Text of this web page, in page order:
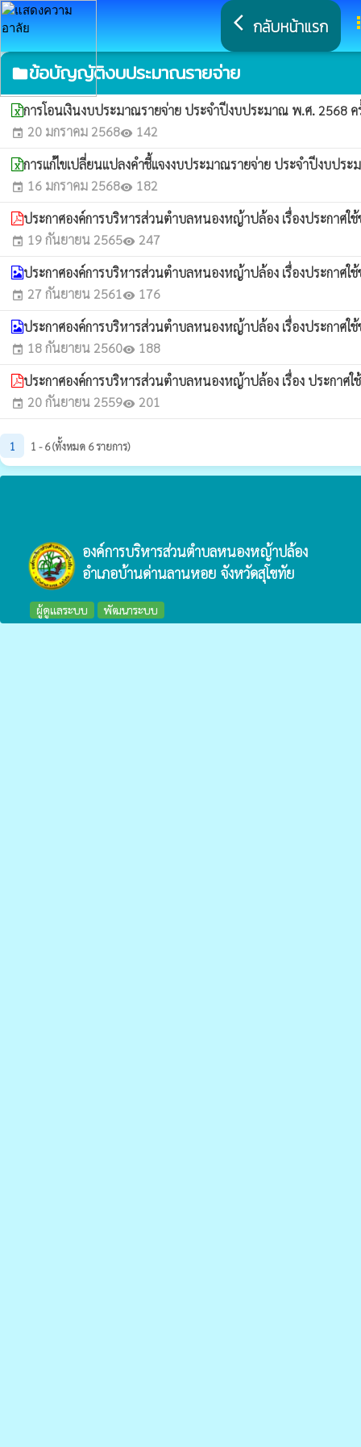
arrow_back_ios กลับหน้าแรก
folderข้อบัญญัติงบประมาณรายจ่าย
การโอนเงินงบประมาณรายจ่าย ประจำปีงบประมาณ พ.ศ. 2568
event 20 มกราคม 2568visibility 142
การแก้ไขเปลี่ยนแปลงคำชี้แจงงบประมาณรายจ่าย ประจำปีงบปร
event 16 มกราคม 2568visibility 182
ประกาศองค์การบริหารส่วนตำบลหนองหญ้าปล้อง เรื่องประกา
event 19 กันยายน 2565visibility 247
ประกาศองค์การบริหารส่วนตำบลหนองหญ้าปล้อง เรื่องประกา
event 27 กันยายน 2561visibility 176
ประกาศองค์การบริหารส่วนตำบลหนองหญ้าปล้อง เรื่องประกา
event 18 กันยายน 2560visibility 188
ประกาศองค์การบริหารส่วนตำบลหนองหญ้าปล้อง เรื่อง ประก
event 20 กันยายน 2559visibility 201
1 1 - 6 (ทั้งหมด 6 รายการ)
องค์การบริหารส่วนตำบลหนองหญ้าปล้อง
อำเภอบ้านด่านลานหอย จังหวัดสุโขทัย
ผู้ดูแลระบบ พัฒนาระบบ